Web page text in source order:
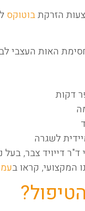
הזרקת בוטוקס
האות העצבי
דקות
לשגרה
ד"ר דייויד צבר,
המקצועי, קראו ב